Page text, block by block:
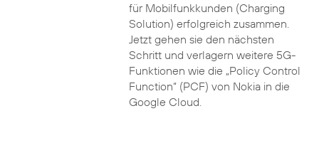
für Mobilfunkkunden (Charging
Solution) erfolgreich zusammen.
Jetzt gehen sie den nächsten
Schritt und verlagern weitere 5G-
Funktionen wie die „Policy Control
Function“ (PCF) von Nokia in die
Google Cloud.